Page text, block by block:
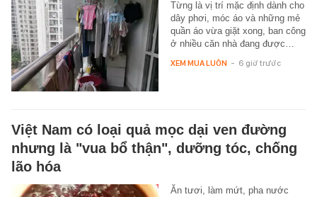
Từng là vị trí mặc định dành cho
dây phơi, móc áo và những mẻ
quần áo vừa giặt xong, ban công
ở nhiều căn nhà đang được…
XEM MUA LUÔN - 6 giờ trước
Việt Nam có loại quả mọc dại ven đường
nhưng là "vua bổ thận", dưỡng tóc, chống
lão hóa
Ăn tươi, làm mứt, pha nước